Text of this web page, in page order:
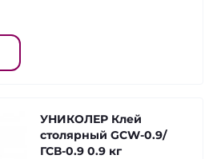
УНИКОЛЕР Клей
столярный GCW-0.9/
ГСВ-0.9 0.9 кг